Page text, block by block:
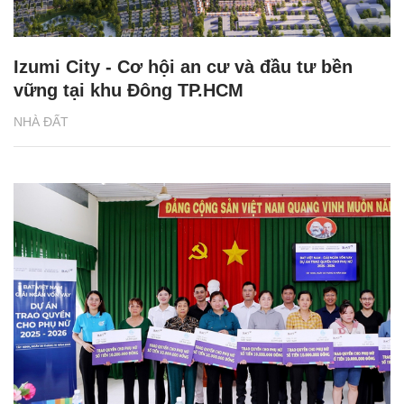
NHÀ ĐẤT
Izumi City - Cơ hội an cư và đầu tư bền
vững tại khu Đông TP.HCM